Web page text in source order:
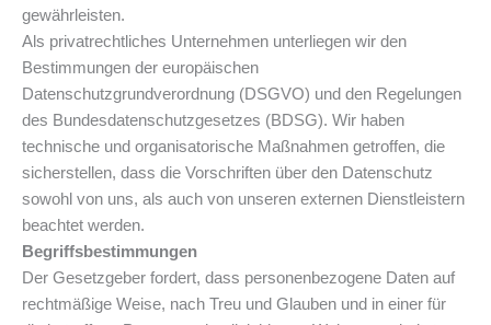
gewährleisten.
Als privatrechtliches Unternehmen unterliegen wir den
Bestimmungen der europäischen
Datenschutzgrundverordnung (DSGVO) und den Regelungen
des Bundesdatenschutzgesetzes (BDSG). Wir haben
technische und organisatorische Maßnahmen getroffen, die
sicherstellen, dass die Vorschriften über den Datenschutz
sowohl von uns, als auch von unseren externen Dienstleistern
beachtet werden.
Begriffsbestimmungen
Der Gesetzgeber fordert, dass personenbezogene Daten auf
rechtmäßige Weise, nach Treu und Glauben und in einer für